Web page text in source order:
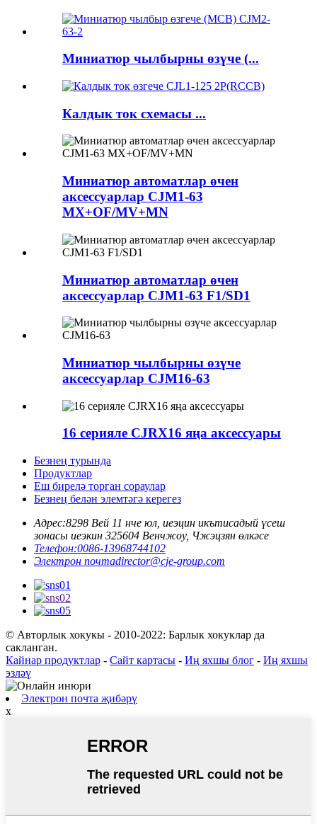
Миниатюр чылбырны өзүче (...
Калдык ток схемасы ...
Миниатюр автоматлар өчен
аксессуарлар CJM1-63
MX+OF/MV+MN
Миниатюр автоматлар өчен
аксессуарлар CJM1-63 F1/SD1
Миниатюр чылбырны өзүче
аксессуарлар CJM16-63
16 серияле CJRX16 яңа аксессуары
Безнең турында
Продуктлар
Еш бирелә торган сораулар
Безнең белән элемтәгә керегез
Адрес:8298 Вей 11 нче юл, ueэцин икътисадый үсеш
зонасы ueэкин 325604 Венчжоу, Чжэцзян өлкәсе
Телефон:0086-13968744102
Электрон почтаdirector@cje-group.com
© Авторлык хокукы - 2010-2022: Барлык хокуклар да
сакланган.
Кайнар продуктлар - Сайт картасы - Иң яхшы блог - Иң яхшы
эзләү
Электрон почта җибәрү
x